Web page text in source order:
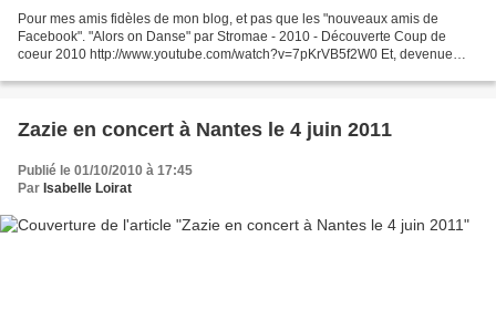
Pour mes amis fidèles de mon blog, et pas que les "nouveaux amis de
Facebook". "Alors on Danse" par Stromae - 2010 - Découverte Coup de
coeur 2010 http://www.youtube.com/watch?v=7pKrVB5f2W0 Et, devenue
Zazie en concert à Nantes le 4 juin 2011
Publié le 01/10/2010 à 17:45
Par Isabelle Loirat